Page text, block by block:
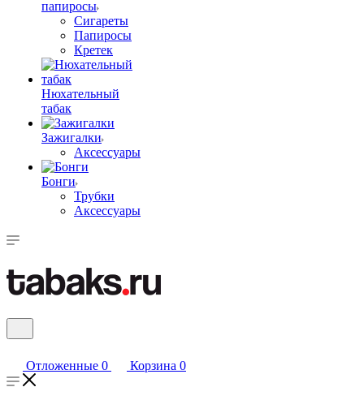
папиросы
Сигареты
Папиросы
Кретек
Нюхательный
табак
Зажигалки
Аксессуары
Бонги
Трубки
Аксессуары
Отложенные 0 Корзина 0